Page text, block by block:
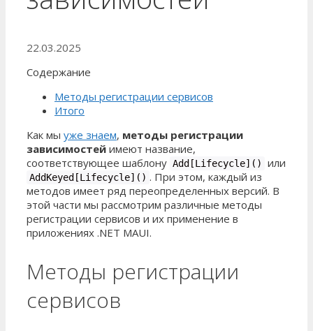
22.03.2025
Содержание
Методы регистрации сервисов
Итого
Как мы уже знаем, методы регистрации
зависимостей имеют название,
соответствующее шаблону Add[Lifecycle]() или
AddKeyed[Lifecycle]() . При этом, каждый из
методов имеет ряд переопределенных версий. В
этой части мы рассмотрим различные методы
регистрации сервисов и их применение в
приложениях .NET MAUI.
Методы регистрации
сервисов